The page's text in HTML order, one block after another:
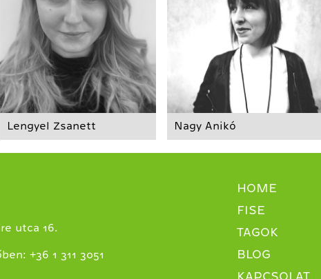
Lengyel Zsanett Nagy Anikó
utca 16.
+36 1 311 3051
HOME
FISE
TAGOK
BLOG
KAPCSOLAT